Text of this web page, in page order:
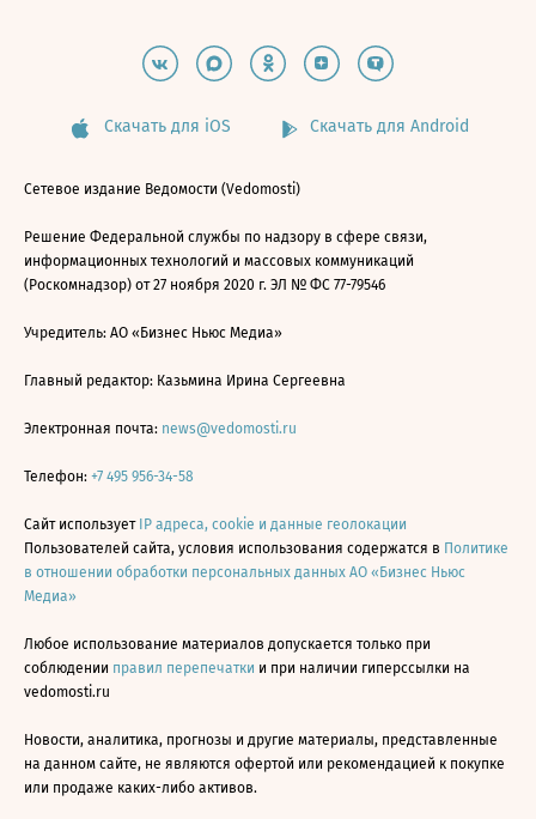
Скачать для iOS Скачать для Android
Сетевое издание Ведомости (Vedomosti)
Решение Федеральной службы по надзору в сфере связи,
информационных технологий и массовых коммуникаций
(Роскомнадзор) от 27 ноября 2020 г. ЭЛ № ФС 77-79546
Учредитель: АО «Бизнес Ньюс Медиа»
Главный редактор: Казьмина Ирина Сергеевна
Электронная почта: news@vedomosti.ru
Телефон: +7 495 956-34-58
Сайт использует IP адреса, cookie и данные геолокации
Пользователей сайта, условия использования содержатся в Политике
в отношении обработки персональных данных АО «Бизнес Ньюс
Медиа»
Любое использование материалов допускается только при
соблюдении правил перепечатки и при наличии гиперссылки на
vedomosti.ru
Новости, аналитика, прогнозы и другие материалы, представленные
на данном сайте, не являются офертой или рекомендацией к покупке
или продаже каких-либо активов.